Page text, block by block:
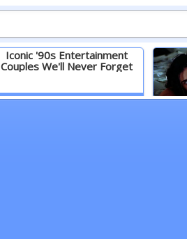
Iconic '90s Entertainment
Couples We'll Never Forget
Детальніше